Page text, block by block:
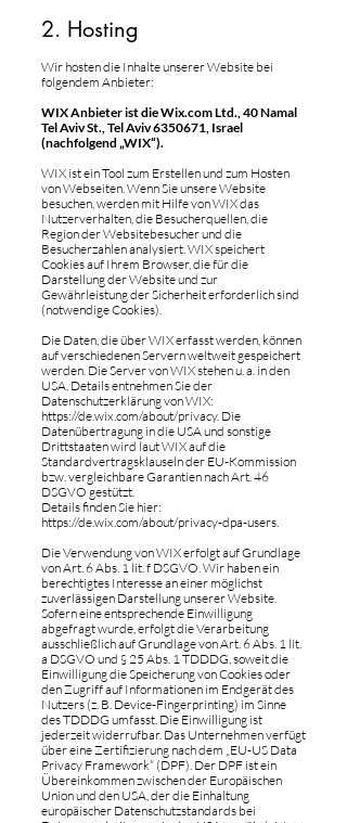
2. Hosting
Wir hosten die Inhalte unserer Website bei
folgendem Anbieter:
WIX Anbieter ist die Wix.com Ltd., 40 Namal
Tel Aviv St., Tel Aviv6350671, Israel
(nachfolgend „WIX“).
WIX ist ein Tool zum Erstellen und zum Hosten
von Webseiten. Wenn Sie unsere Website
besuchen, werden mit Hilfe von WIX das
Nutzerverhalten, die Besucherquellen, die
Region der Websitebesucher und die
Besucherzahlen analysiert. WIX speichert
Cookies auf Ihrem Browser, die für die
Darstellung der Website und zur
Gewährleistung der Sicherheit erforderlich sind
(notwendige Cookies).
Die Daten, die über WIX erfasst werden, können
auf verschiedenen Servern weltweit gespeichert
werden. Die Server von WIX stehen u. a. in den
USA. Details entnehmen Sie der
Datenschutzerklärung von WIX:
https://de.wix.com/about/privacy. Die
Datenübertragung in die USA und sonstige
Drittstaaten wird laut WIX auf die
Standardvertragsklauseln der EU-Kommission
bzw. vergleichbare Garantien nach Art. 46
DSGVO gestützt.
Details finden Sie hier:
https://de.wix.com/about/privacy-dpa-users.
Die Verwendung von WIX erfolgt auf Grundlage
von Art. 6 Abs. 1 lit. f DSGVO. Wir haben ein
berechtigtes Interesse an einer möglichst
zuverlässigen Darstellung unserer Website.
Sofern eine entsprechende Einwilligung
abgefragt wurde, erfolgt die Verarbeitung
ausschließlich auf Grundlage von Art. 6 Abs. 1 lit.
a DSGVO und § 25 Abs. 1 TDDDG, soweit die
Einwilligung die Speicherung von Cookies oder
den Zugriff auf Informationen im Endgerät des
Nutzers (z. B. Device-Fingerprinting) im Sinne
des TDDDG umfasst. Die Einwilligung ist
jederzeit widerrufbar. Das Unternehmen verfügt
über eine Zertifizierung nach dem „EU-US Data
Privacy Framework“ (DPF). Der DPF ist ein
Übereinkommen zwischen der Europäischen
Union und den USA, der die Einhaltung
europäischer Datenschutzstandards bei